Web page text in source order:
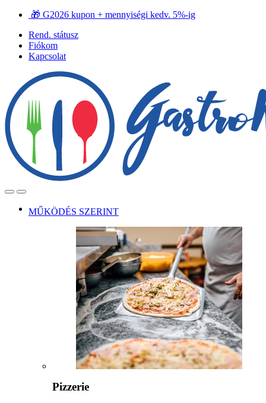
Ugrás
navigációhoz
Ugrás
tartalomra
🎁 G2026 kupon + mennyiségi kedv. 5%-ig
Rend. státusz
Fiókom
Kapcsolat
OpenClose
MŰKÖDÉS SZERINT
Pizzerie